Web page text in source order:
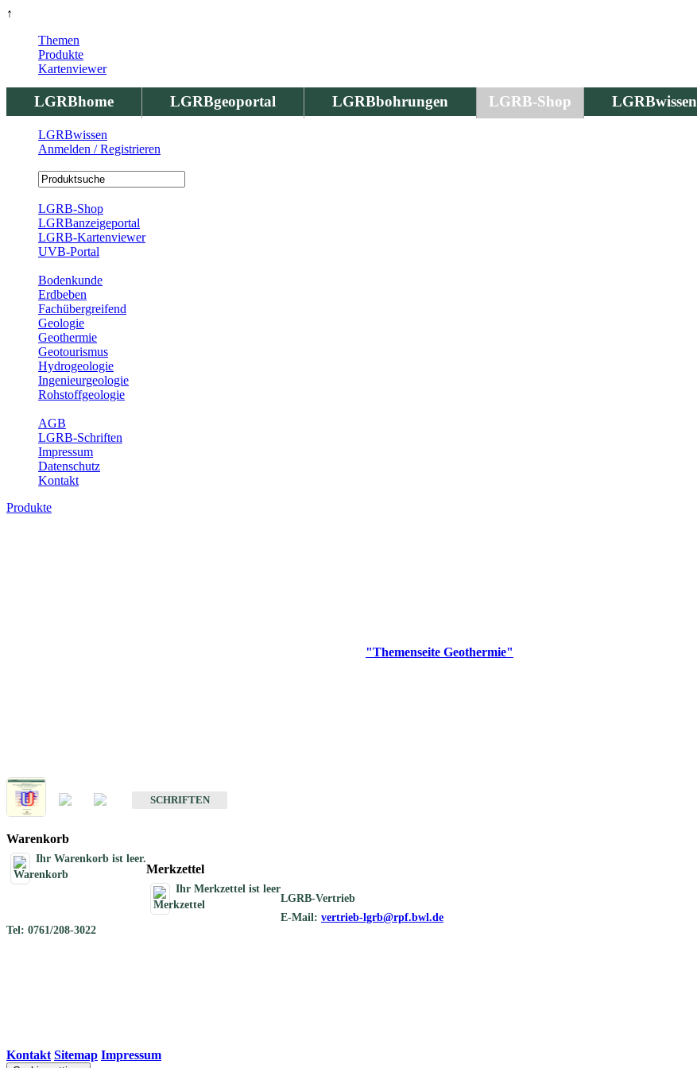
↑
LGRBhome LGRBgeoportal LGRBbohrungen LGRB-Shop LGRBwissen
Themen
Produkte
Kartenviewer
LGRBwissen
Anmelden / Registrieren
LGRB-Shop
LGRBanzeigeportal
LGRB-Kartenviewer
UVB-Portal
Bodenkunde
Erdbeben
Fachübergreifend
Geologie
Geothermie
Geotourismus
Hydrogeologie
Ingenieurgeologie
Rohstoffgeologie
AGB
LGRB-Schriften
Impressum
Datenschutz
Kontakt
Produkte
"Themenseite Geothermie"
SCHRIFTEN
Warenkorb
Ihr Warenkorb ist leer.
Merkzettel
Ihr Merkzettel ist leer
LGRB-Vertrieb
E-Mail: vertrieb-lgrb@rpf.bwl.de
Tel: 0761/208-3022
Kontakt Sitemap Impressum